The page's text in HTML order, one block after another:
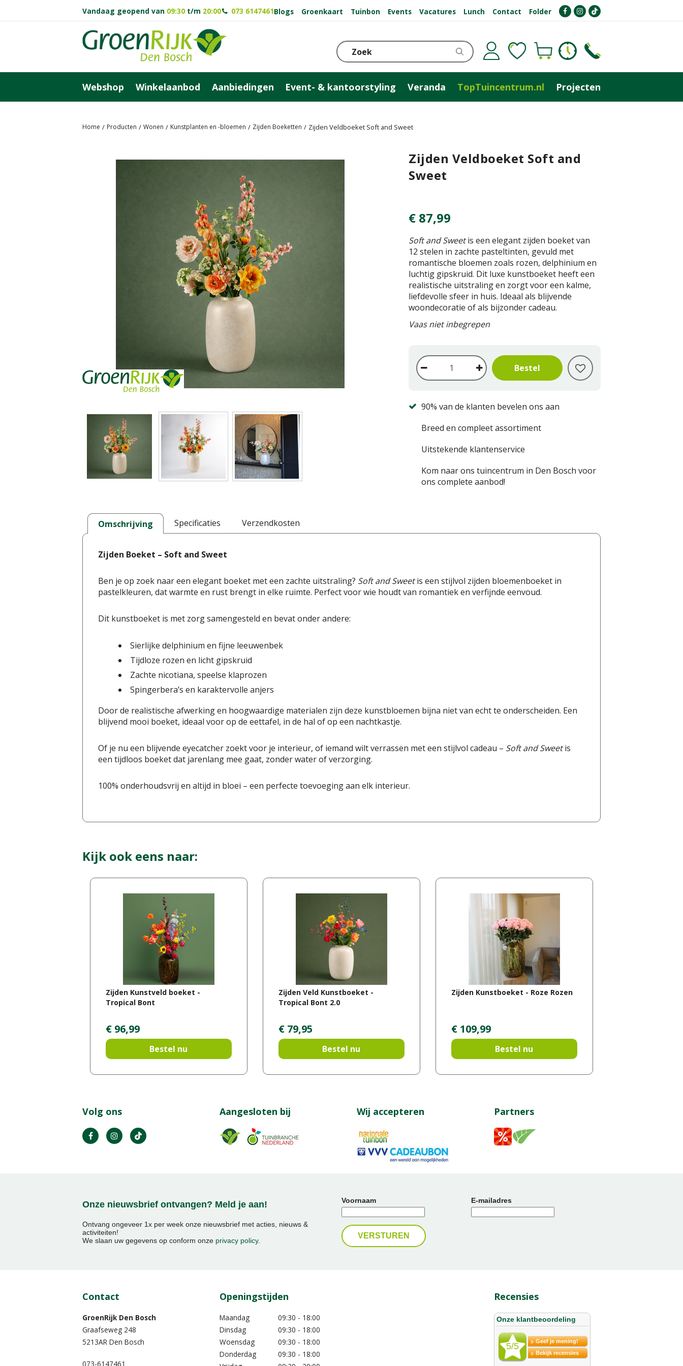
Home Producten Wonen Kunstplanten en -bloemen Zijden Boeketten Zijden Veldboeket Soft and Sweet
Vandaag geopend van 09:30 t/m 20:00 073 6147461Blogs Groenkaart Tuinbon Events Vacatures Lunch Contact Folder
Webshop Winkelaanbod Aanbiedingen Event- & kantoorstyling Veranda TopTuincentrum.nl Projecten
Zijden Veldboeket Soft and
Sweet
€ 87,99
Soft and Sweetis een elegant zijden boeket van
12 stelen in zachte pasteltinten, gevuld met
romantische bloemen zoals rozen, delphinium en
luchtig gipskruid. Dit luxe kunstboeket heeft een
realistische uitstraling en zorgt voor een kalme,
liefdevolle sfeer in huis. Ideaal als blijvende
woondecoratie of als bijzonder cadeau.
Vaas niet inbegrepen
90% van de klanten bevelen ons aan
Breed en compleet assortiment
Uitstekende klantenservice
Kom naar ons tuincentrum in Den Bosch voor
ons complete aanbod!
Omschrijving Specificaties Verzendkosten
Zijden Boeket – Soft and Sweet
Ben je op zoek naar een elegant boeket met een zachte uitstraling? Soft and Sweetis een stijlvol zijden bloemenboeket in
pastelkleuren, dat warmte en rust brengt in elke ruimte. Perfect voor wie houdt van romantiek en verfijnde eenvoud.
Dit kunstboeket is met zorg samengesteld en bevat onder andere:
Sierlijke delphinium en fijne leeuwenbek
Tijdloze rozen en licht gipskruid
Zachte nicotiana, speelse klaprozen
Spingerbera’s en karaktervolle anjers
Door de realistische afwerking en hoogwaardige materialen zijn deze kunstbloemen bijna niet van echt te onderscheiden. Een
blijvend mooi boeket, ideaal voor op de eettafel, in de hal of op een nachtkastje.
Of je nu een blijvende eyecatcher zoekt voor je interieur, of iemand wilt verrassen met een stijlvol cadeau – Soft and Sweetis
een tijdloos boeket dat jarenlang mee gaat, zonder water of verzorging.
100% onderhoudsvrij en altijd in bloei – een perfecte toevoeging aan elk interieur.
Kijk ook eens naar:
Zijden Kunstveld boeket -
Tropical Bont
€ 96,99
Bestel nu
Zijden Veld Kunstboeket -
Tropical Bont 2.0
€ 79,95
Bestel nu
Zijden Kunstboeket - Roze Rozen
€ 109,99
Bestel nu
Volg ons Aangesloten bij Wij accepteren Partners
Onze nieuwsbrief ontvangen? Meld je aan!
Ontvang ongeveer 1x per week onze nieuwsbrief met acties, nieuws &
activiteiten!
We slaan uw gegevens op conform onze privacy policy.
Voornaam E-mailadres
Contact
GroenRijk Den Bosch
Graafseweg 248
5213AR Den Bosch
073-6147461
Openingstijden
Maandag
09:30 - 18:00
Dinsdag
09:30 - 18:00
Woensdag
09:30 - 18:00
Donderdag
09:30 - 18:00
Recensies